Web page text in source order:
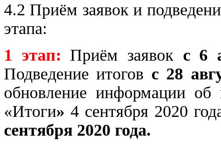
4.2 Приём заявок и
этапа:
1 этап: Приём заявок с 6
Подведение итогов с 28
обновление информации об
«Итоги» 4 сентября 2020
сентября 2020 года.